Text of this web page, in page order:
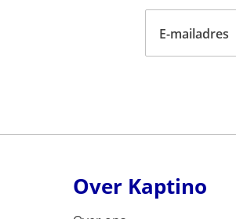
E-mailadres
Over Kaptino